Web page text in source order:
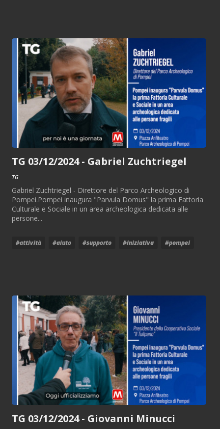
TG 03/12/2024 - Gabriel Zuchtriegel
TG
Gabriel Zuchtriegel - Direttore del Parco Archeologico di
Pompei.Pompei inaugura "Parvula Domus" la prima Fattoria
Culturale e Sociale in un area archeologica dedicata alle
persone...
#attività #aiuto #supporto #iniziativa #pompei
TG 03/12/2024 - Giovanni Minucci